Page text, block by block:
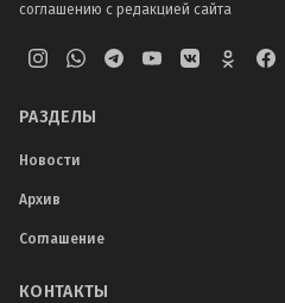
соглашению с редакцией сайта
РАЗДЕЛЫ
Новости
Архив
Соглашение
КОНТАКТЫ